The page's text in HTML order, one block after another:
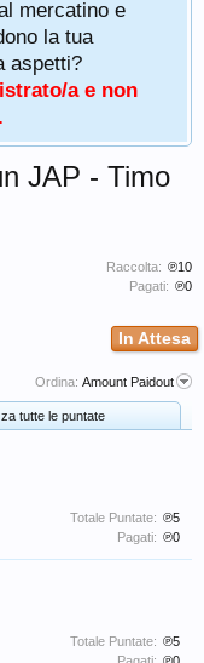
mercatino e
la tua
aspetti?
a e non
.
Raccolta: ℗10
Pagati: ℗0
JAP - Timo
In Attesa
Ordina: Amount Paidout
tutte le puntate
Totale Puntate: ℗5
Pagati: ℗0
Totale Puntate: ℗5